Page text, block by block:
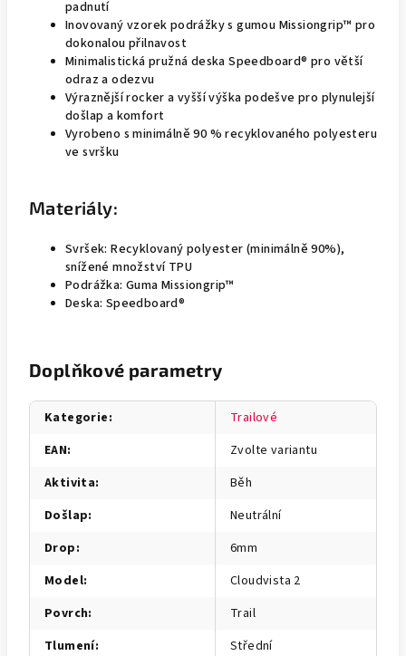
padnutí
Inovovaný vzorek podrážky s gumou Missiongrip™ pro
dokonalou přilnavost
Minimalistická pružná deska Speedboard® pro větší
odraz a odezvu
Výraznější rocker a vyšší výška podešve pro plynulejší
došlap a komfort
Vyrobeno s minimálně 90 % recyklovaného polyesteru
ve svršku
Materiály:
Svršek: Recyklovaný polyester (minimálně 90%),
snížené množství TPU
Podrážka: Guma Missiongrip™
Deska: Speedboard®
Doplňkové parametry
Kategorie:
Trailové
EAN:
Zvolte variantu
Aktivita:
Běh
Došlap:
Neutrální
Drop:
6mm
Model:
Cloudvista 2
Povrch:
Trail
Tlumení:
Střední